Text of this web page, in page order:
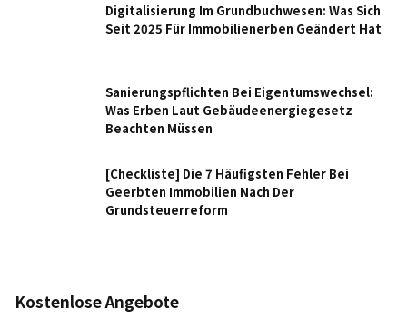
Digitalisierung Im Grundbuchwesen: Was Sich
Seit 2025 Für Immobilienerben Geändert Hat
Sanierungspflichten Bei Eigentumswechsel:
Was Erben Laut Gebäudeenergiegesetz
Beachten Müssen
[Checkliste] Die 7 Häufigsten Fehler Bei
Geerbten Immobilien Nach Der
Grundsteuerreform
Kostenlose Angebote